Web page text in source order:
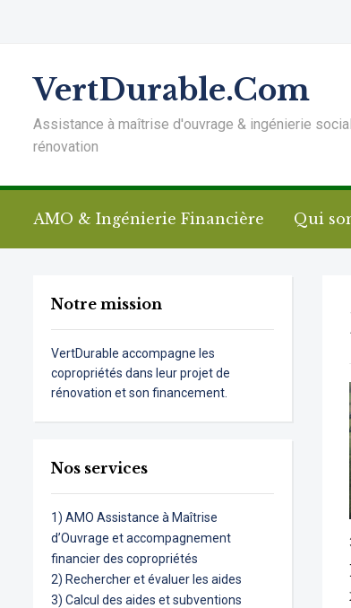
VertDurable.Com
Assistance à maîtrise d'ouvrage & ingénierie
rénovation
AMO & Ingénierie Financière Qui
Notre mission
VertDurable accompagne les
copropriétés dans leur projet de
rénovation et son financement.
Nos services
1) AMO Assistance à Maîtrise
d’Ouvrage et accompagnement
financier des copropriétés
2) Rechercher et évaluer les aides
3) Calcul des aides et subventions